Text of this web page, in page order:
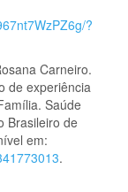
?
Carneiro.
de experiência
Saúde
Brasileiro de
em:
.